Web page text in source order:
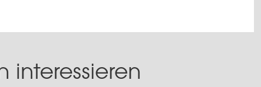
interessieren